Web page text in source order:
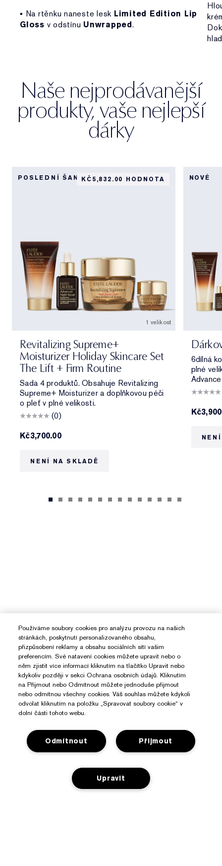
▪ Na rtěnku naneste lesk Limited Edition Lip
Gloss v odstínu Unwrapped.
Naše nejprodávanější
produkty, vaše nejlepší
dárky
POSLEDNÍ ŠANCEKČ5,832.00 HODNOTA
1 velikost
Revitalizing Supreme+
Moisturizer Holiday Skincare Set
The Lift + Firm Routine
Sada 4 produktů. Obsahuje Revitalizing
Supreme+ Moisturizer a doplňkovou péči
o pleť v plné velikosti.
(0)
Kč3,700.00
NENÍ NA SKLADĚ
NOVÉ
6dílná
plné
Potřebujete Pomoc?
Používáme soubory cookies pro analýzu provozu na našich
stránkách, poskytnutí personalizovaného obsahu,
přizpůsobení reklamy a obsahu sociálních sítí vašim
preferencím. Své natavení cookies můžete upravit nebo o
něm zjistit více informací kliknutím na tlačítko Upravit nebo
kdykoliv později v sekci Ochrana osobních údajů. Kliknutím
na Přijmout nebo Odmítnout můžete jednoduše přijmout
nebo odmítnou všechny cookies. Váš souhlas můžete kdykoli
odvolat kliknutím na položku „Spravovat soubory cookie“ v
dolní části tohoto webu.
Přijmout
Odmítnout
Upravit